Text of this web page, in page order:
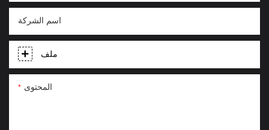
اسم الشركة
ملف
المحتوى